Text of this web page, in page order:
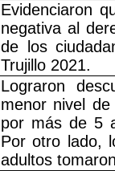
Evidenciaron
negativa al
de los
Trujillo 2021.
Lograron
menor nivel
por más de 5
Por otro lado,
adultos